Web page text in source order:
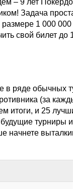
– 9 лет
Задача
размере 1 000
свой билет
в ряде
(за
итоги, и 25
начнете